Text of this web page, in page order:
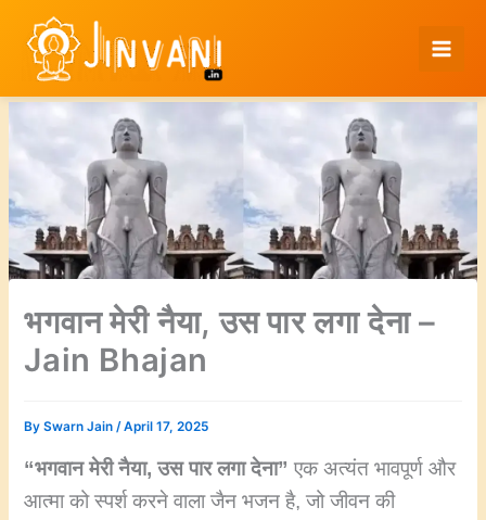
content
भगवान मेरी नैया, उस पार लगा देना –
Jain Bhajan
BySwarn Jain/April 17, 2025
“भगवान मेरी नैया, उस पार लगा देना” एक अत्यंत भावपूर्ण और
आत्मा को स्पर्श करने वाला जैन भजन है, जो जीवन की